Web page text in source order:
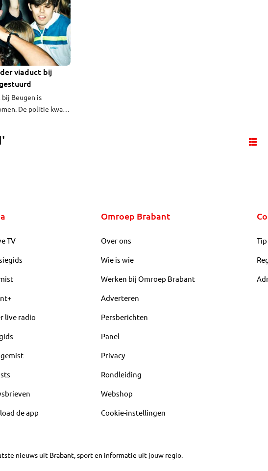
viaduct bij
Beugen is
De politie kwam
TV
live radio
de app
Omroep Brabant
Over ons
Wie is wie
Werken bij Omroep Brabant
Adverteren
Persberichten
Panel
Privacy
Rondleiding
Webshop
Cookie-instellingen
nieuws uit Brabant, sport en informatie uit jouw regio.